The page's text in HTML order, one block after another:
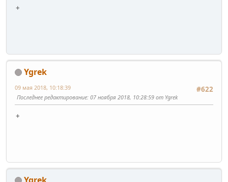
+
Ygrek
#622
09 мая 2018, 10:18:39
Последнее редактирование: 07 ноября 2018, 10:28:59 от Ygrek
+
Ygrek